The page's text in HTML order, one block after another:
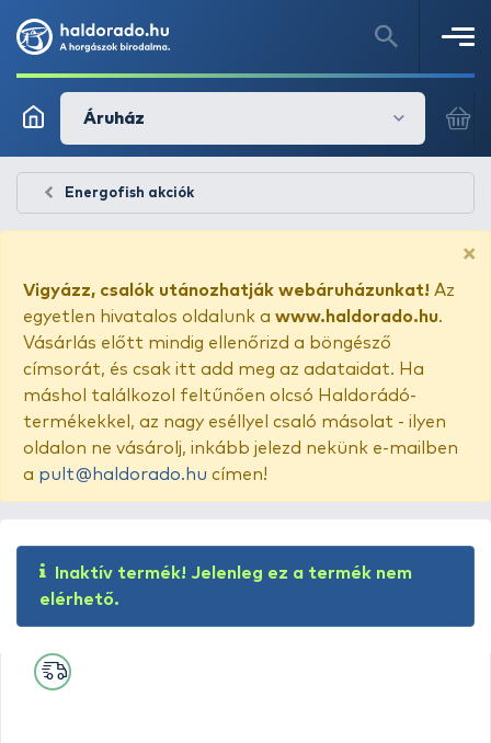
Áruház
Energofish akciók
×
Vigyázz, csalók utánozhatják webáruházunkat! Az
egyetlen hivatalos oldalunk a www.haldorado.hu.
Vásárlás előtt mindig ellenőrizd a böngésző
címsorát, és csak itt add meg az adataidat. Ha
máshol találkozol feltűnően olcsó Haldorádó-
termékekkel, az nagy eséllyel csaló másolat - ilyen
oldalon ne vásárolj, inkább jelezd nekünk e-mailben
a pult@haldorado.hu címen!
Inaktív termék! Jelenleg ez a termék nem
elérhető.